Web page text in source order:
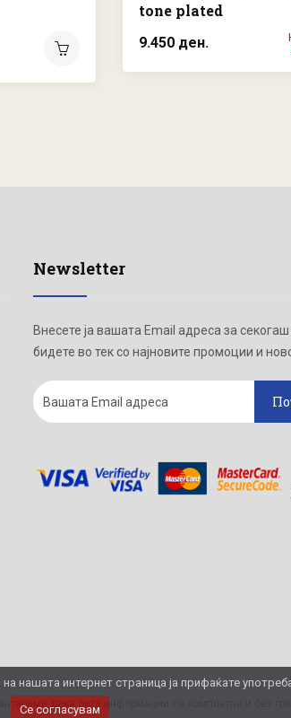
tone plated
9.450 ден.
интернет страница ја прифаќате
Се согласувам
Newsletter
Внесете ја вашата Email адреса за
бидете во тек со најновите промоции и
дека сите информации се комплетни и без